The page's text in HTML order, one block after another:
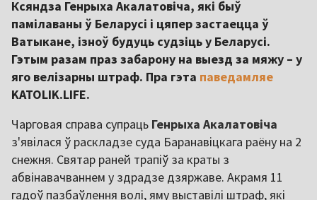
Ксяндза Генрыха Акалатовіча, які быў
памілаваны ў Беларусі і цяпер застаецца ў
Ватыкане, ізноў будуць судзіць у Беларусі.
Гэтым разам праз забарону на выезд за мяжу – у
яго велізарны штраф. Пра гэта паведамляе
KATOLIK.LIFE.
Чарговая справа супраць Генрыха Акалатовіча
з'явілася ў раскладзе суда Баранавіцкага раёну на 2
снежня. Святар раней трапіў за краты з
абвінавачваннем у здрадзе дзяржаве. Акрамя 11
гадоў пазбаўлення волі, яму выставілі штраф, які